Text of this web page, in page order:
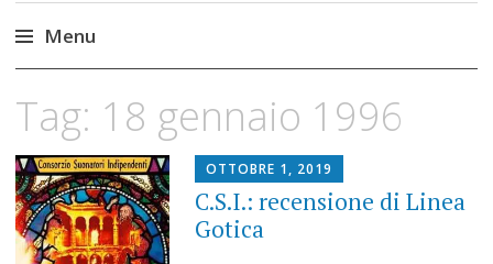
Fotografie ROCK
Menu
content
Tag: 18 gennaio 1996
OTTOBRE 1, 2019
C.S.I.: recensione di Linea
Gotica